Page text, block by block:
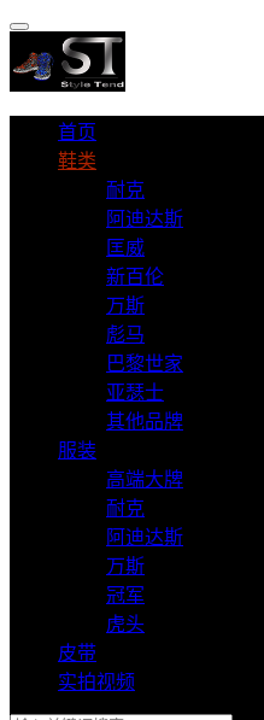
首页
鞋类
耐克
阿迪达斯
匡威
新百伦
万斯
彪马
巴黎世家
亚瑟士
其他品牌
服装
高端大牌
耐克
阿迪达斯
万斯
冠军
虎头
皮带
实拍视频